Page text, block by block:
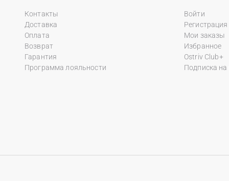
Контакты
Доставка
Оплата
Возврат
Гарантия
Программа лояльности
Войти
Регистрация
Мои заказы
Избранное
Ostriv Club+
Подписка на